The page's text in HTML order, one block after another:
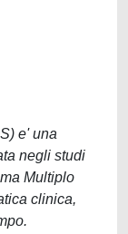
e' una
negli studi
Multiplo
clinica,